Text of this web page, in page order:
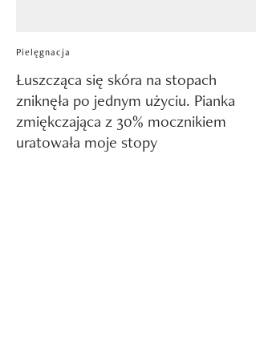
Pielęgnacja
Łuszcząca się skóra na stopach
zniknęła po jednym użyciu. Pianka
zmiękczająca z 30% mocznikiem
uratowała moje stopy